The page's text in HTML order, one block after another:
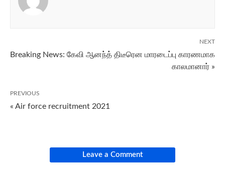
NEXT
Breaking News: கேவி ஆனந்த் திடீரென மாரடைப்பு காரணமாக
காலமானார் »
PREVIOUS
« Air force recruitment 2021
Leave a Comment